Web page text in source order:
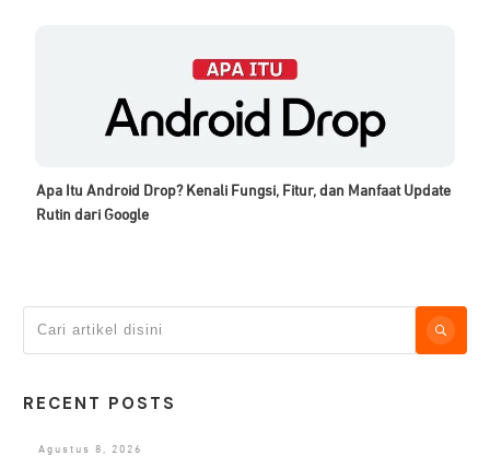
Apa Itu Android Drop? Kenali Fungsi, Fitur, dan Manfaat Update
Rutin dari Google
RECENT POSTS
Agustus 8, 2026